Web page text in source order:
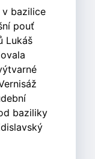
v bazilice
pouť
Lukáš
baziliky